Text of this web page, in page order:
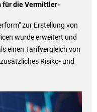
für die Vermittler-
zur Erstellung von
wurde erweitert und
einen Tarifvergleich von
Risiko- und